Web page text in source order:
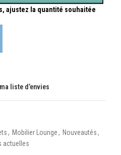
liste d’envies
, Mobilier Lounge, Nouveautés,
actuelles